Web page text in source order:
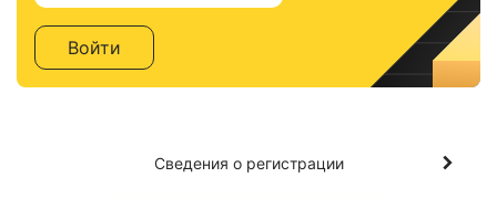
Войти
Сведения о регистрации